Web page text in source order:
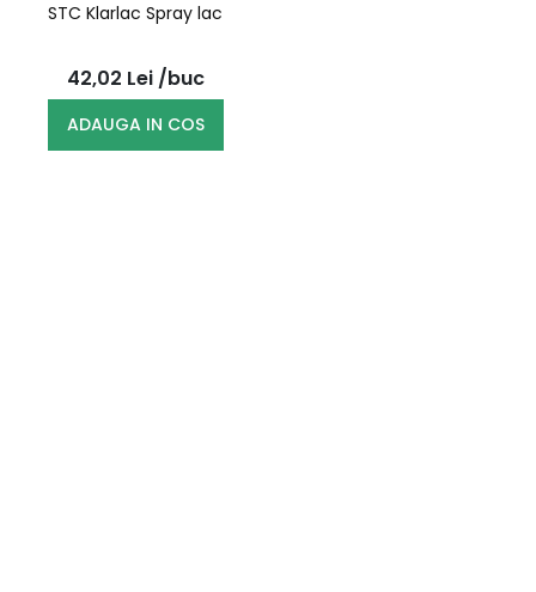
STC Klarlac Spray lac
42,02 Lei /buc
ADAUGA IN COS